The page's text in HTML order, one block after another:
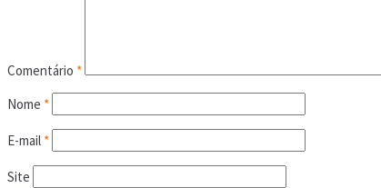
Comentário *
Nome *
E-mail *
Site